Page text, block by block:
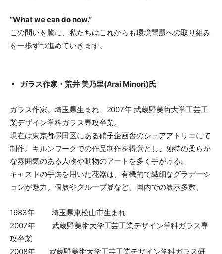
“What we can do now.”
この問いを胸に、私たちはこれからも環境問題への取り組み
を一歩ずつ進めていきます。
ガラス作家・荒井 美乃里(Arai Minori)氏
ガラス作家。埼玉県生まれ、2007年 武蔵野美術大学工芸工
業デザイン学科ガラス専攻卒業。
現在は東京都墨田区にある硝子企画舎のシェアアトリエにて
制作。キルンワークでの作品制作を得意とし、独特の柔らか
な雰囲気のある人物や動物のアートを多く手がける。
キャストの手法を用いた花器は、有機的で繊細なグラデーシ
ョンが魅力。個展やグループ展など、国内での展示多数。
1983年 埼玉県東松山市生まれ
2007年 武蔵野美術大学工芸工業デザイン学科ガラス専
攻卒業
2008年 武蔵野美術大学工芸工業デザイン学科ガラス研